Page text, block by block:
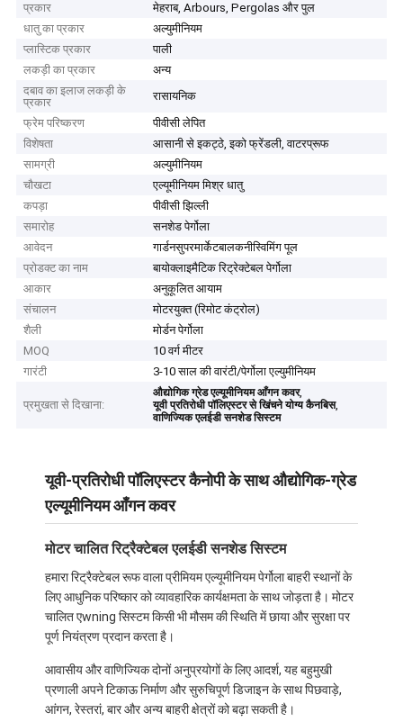
प्रकार
मेहराब, Arbours, Pergolas और पुल
धातु का प्रकार
अल्युमीनियम
प्लास्टिक प्रकार
पाली
लकड़ी का प्रकार
अन्य
दबाव का इलाज लकड़ी के
प्रकार
रासायनिक
फ्रेम परिष्करण
पीवीसी लेपित
विशेषता
आसानी से इकट्ठे, इको फ्रेंडली, वाटरप्रूफ
सामग्री
अल्युमीनियम
चौखटा
एल्यूमीनियम मिश्र धातु
कपड़ा
पीवीसी झिल्ली
समारोह
सनशेड पेर्गोला
आवेदन
गार्डनसुपरमार्केटबालकनीस्विमिंग पूल
प्रोडक्ट का नाम
बायोक्लाइमैटिक रिट्रेक्टेबल पेर्गोला
आकार
अनुकूलित आयाम
संचालन
मोटरयुक्त (रिमोट कंट्रोल)
शैली
मोर्डन पेर्गोला
MOQ
10 वर्ग मीटर
गारंटी
3-10 साल की वारंटी/पेर्गोला एल्युमीनियम
प्रमुखता से दिखाना:
औद्योगिक ग्रेड एल्यूमीनियम आँगन कवर,
यूवी प्रतिरोधी पॉलिएस्टर से खिंचने योग्य कैनबिस,
वाणिज्यिक एलईडी सनशेड सिस्टम
यूवी-प्रतिरोधी पॉलिएस्टर कैनोपी के साथ औद्योगिक-ग्रेड
एल्यूमीनियम आँगन कवर
मोटर चालित रिट्रैक्टेबल एलईडी सनशेड सिस्टम
हमारा रिट्रैक्टेबल रूफ वाला प्रीमियम एल्यूमीनियम पेर्गोला बाहरी स्थानों के
लिए आधुनिक परिष्कार को व्यावहारिक कार्यक्षमता के साथ जोड़ता है। मोटर
चालित एwning सिस्टम किसी भी मौसम की स्थिति में छाया और सुरक्षा पर
पूर्ण नियंत्रण प्रदान करता है।
आवासीय और वाणिज्यिक दोनों अनुप्रयोगों के लिए आदर्श, यह बहुमुखी
प्रणाली अपने टिकाऊ निर्माण और सुरुचिपूर्ण डिजाइन के साथ पिछवाड़े,
आंगन, रेस्तरां, बार और अन्य बाहरी क्षेत्रों को बढ़ा सकती है।